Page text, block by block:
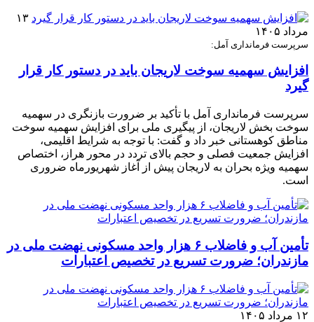
۱۳
مرداد ۱۴۰۵
سرپرست فرمانداری آمل:
افزایش سهمیه سوخت لاریجان باید در دستور کار قرار
گیرد
سرپرست فرمانداری آمل با تأکید بر ضرورت بازنگری در سهمیه
سوخت بخش لاریجان، از پیگیری ملی برای افزایش سهمیه سوخت
مناطق کوهستانی خبر داد و گفت: با توجه به شرایط اقلیمی،
افزایش جمعیت فصلی و حجم بالای تردد در محور هراز، اختصاص
سهمیه ویژه بحران به لاریجان پیش از آغاز شهریورماه ضروری
است.
تأمین آب و فاضلاب ۶ هزار واحد مسکونی نهضت ملی در
مازندران؛ ضرورت تسریع در تخصیص اعتبارات
۱۲ مرداد ۱۴۰۵